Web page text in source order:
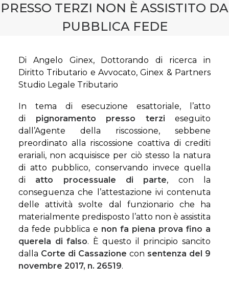
PRESSO TERZI NON È ASSISTITO DA
PUBBLICA FEDE
Di Angelo Ginex, Dottorando di ricerca in
Diritto Tributario e Avvocato, Ginex & Partners
Studio Legale Tributario
In tema di esecuzione esattoriale, l’atto
di pignoramento presso terzi eseguito
dall’Agente della riscossione, sebbene
preordinato alla riscossione coattiva di crediti
erariali, non acquisisce per ciò stesso la natura
di atto pubblico, conservando invece quella
di atto processuale di parte, con la
conseguenza che l’attestazione ivi contenuta
delle attività svolte dal funzionario che ha
materialmente predisposto l’atto non è assistita
da fede pubblica e non fa piena prova fino a
querela di falso. È questo il principio sancito
dalla Corte di Cassazione con sentenza del 9
novembre 2017, n. 26519.